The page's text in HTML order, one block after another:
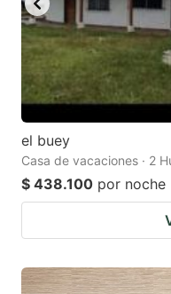
el buey
Casa de vacaciones · 2
$ 438.100 por noche